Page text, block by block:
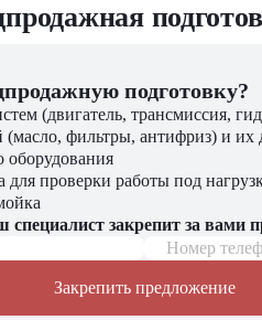
признанного лидера рынка
удобство обслуживания
в различных сферах бизнеса
погрузчик Toyota 32-
дилер техники Toyota,
техники, навесного
по всей России и
уточнения деталей и
подготовку?
(двигатель, трансмиссия,
фильтры, антифриз) и их
оборудования
для проверки работы под
специалист закрепит за вами
Номер
Закрепить предложение